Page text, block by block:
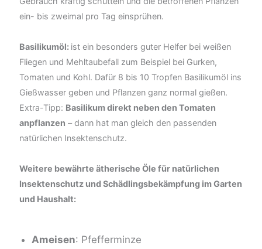
ein- bis zweimal pro Tag einsprühen.
Basilikumöl: ist ein besonders guter Helfer bei weißen
Fliegen und Mehltaubefall zum Beispiel bei Gurken,
Tomaten und Kohl. Dafür 8 bis 10 Tropfen Basilikumöl ins
Gießwasser geben und Pflanzen ganz normal gießen.
Extra-Tipp: Basilikum direkt neben den Tomaten
anpflanzen – dann hat man gleich den passenden
natürlichen Insektenschutz.
Weitere bewährte ätherische Öle für natürlichen
Insektenschutz und Schädlingsbekämpfung im Garten
und Haushalt:
Ameisen: Pfefferminze